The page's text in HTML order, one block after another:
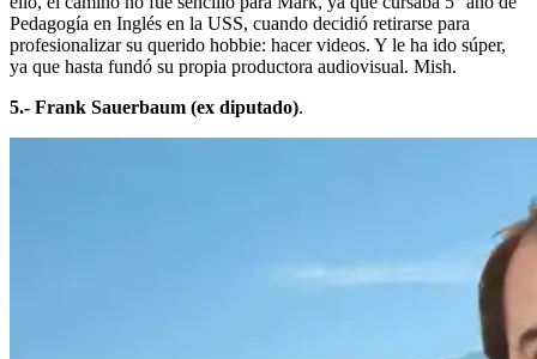
Pedagogía en Inglés en la USS, cuando decidió retirarse para
profesionalizar su querido hobbie: hacer videos. Y le ha ido súper,
ya que hasta fundó su propia productora audiovisual. Mish.
5.- Frank Sauerbaum (ex diputado).